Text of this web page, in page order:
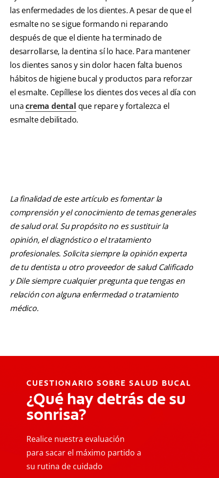
las enfermedades de los dientes. A pesar de que el
esmalte no se sigue formando ni reparando
después de que el diente ha terminado de
desarrollarse, la dentina sí lo hace. Para mantener
los dientes sanos y sin dolor hacen falta buenos
hábitos de higiene bucal y productos para reforzar
el esmalte. Cepíllese los dientes dos veces al día con
unacrema dental que repare y fortalezca el
esmalte debilitado.
La finalidad de este artículo es fomentar la
comprensión y el conocimiento de temas generales
de salud oral. Su propósito no es sustituir la
opinión, el diagnóstico o el tratamiento
profesionales. Solicita siempre la opinión experta
de tu dentista u otro proveedor de salud Calificado
y Dile siempre cualquier pregunta que tengas en
relación con alguna enfermedad o tratamiento
médico.
CUESTIONARIO SOBRE SALUD BUCAL
¿Qué hay detrás de su
sonrisa?
Realice nuestra evaluación
para sacar el máximo partido a
su rutina de cuidado